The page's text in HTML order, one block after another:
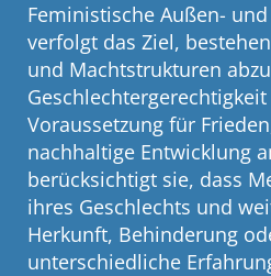
Feministische Außen-
verfolgt das Ziel,
und Machtstrukturen
Voraussetzung für
nachhaltige Entwicklung
berücksichtigt sie, dass
ihres Geschlechts und
Herkunft, Behinderung
unterschiedliche